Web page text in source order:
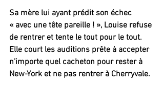
Sa mère lui ayant prédit son échec
« avec une tête pareille ! », Louise refuse
de rentrer et tente le tout pour le tout.
Elle court les auditions prête à accepter
n’importe quel cacheton pour rester à
New-York et ne pas rentrer à Cherryvale.